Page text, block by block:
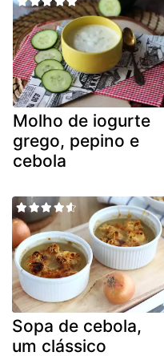
Molho de iogurte
grego, pepino e
cebola
Sopa de cebola,
um clássico